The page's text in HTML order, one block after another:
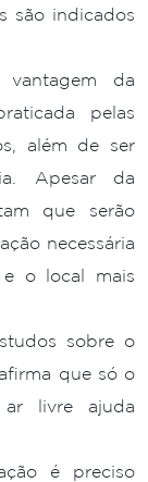
são indicados
da
pelas
além de ser
Apesar da
que serão
necessária
o local mais
sobre o
que só o
livre ajuda
é preciso